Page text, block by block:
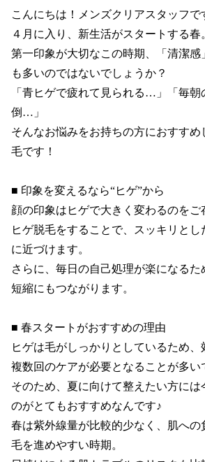
こんにちは！メンズクリアスタッフで
４月に入り、新生活がスタートする春
第一印象が大切なこの時期、「清潔感
も多いのではないでしょうか？
「青ヒゲで疲れて見られる…」「毎朝
倒…」
そんなお悩みをお持ちの方におすす
毛です！
■ 印象を変えるなら“ヒゲ”から
顔の印象はヒゲで大きく変わるのをご
ヒゲ脱毛をすることで、スッキリとし
に近づけます。
さらに、毎日の自己処理が楽になるた
短縮にもつながります。
■ 春スタートがおすすめの理由
ヒゲは毛がしっかりとしているため
複数回のケアが必要となることが多い
そのため、夏に向けて整えたい方には
のがとてもおすすめなんです♪
春は紫外線量が比較的少なく、肌への
毛を進めやすい時期。